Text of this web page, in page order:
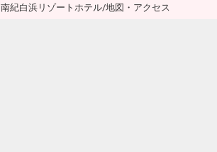
南紀白浜リゾートホテル/地図・アクセス